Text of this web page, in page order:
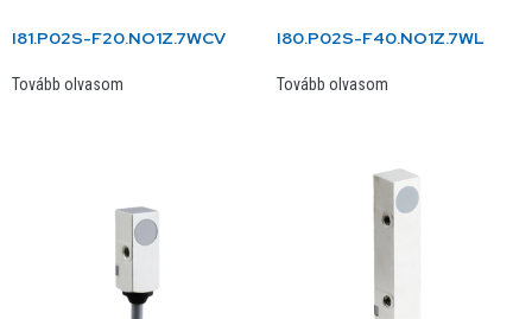
I81.P02S-F20.NO1Z.7WCV
Tovább olvasom
I80.P02S-F40.NO1Z.7WL
Tovább olvasom